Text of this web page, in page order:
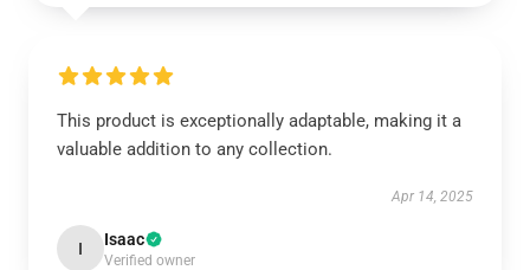
This product is exceptionally adaptable, making it a
valuable addition to any collection.
Apr 14, 2025
I Isaac
Verified owner